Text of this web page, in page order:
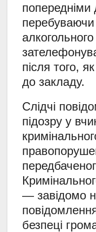
перебуваючи
алкогольного
після того,
до закладу.
Слідчі
підозру у
— завідомо
безпеці